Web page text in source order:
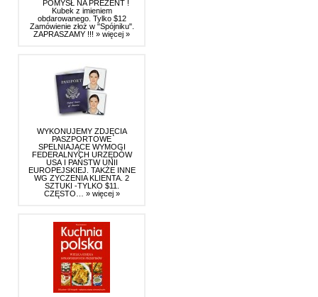
POMYSŁ NA PREZENT !
Kubek z imieniem
obdarowanego. Tylko $12
Zamówienie złoż w "Spójniku".
ZAPRASZAMY !!! » więcej »
WYKONUJEMY ZDJĘCIA
PASZPORTOWE
SPELNIAJĄCE WYMOGI
FEDERALNYCH URZĘDÓW
USA I PAŃSTW UNII
EUROPEJSKIEJ. TAKŻE INNE
WG ZYCZENIA KLIENTA. 2
SZTUKI -TYLKO $11.
CZĘSTO… » więcej »